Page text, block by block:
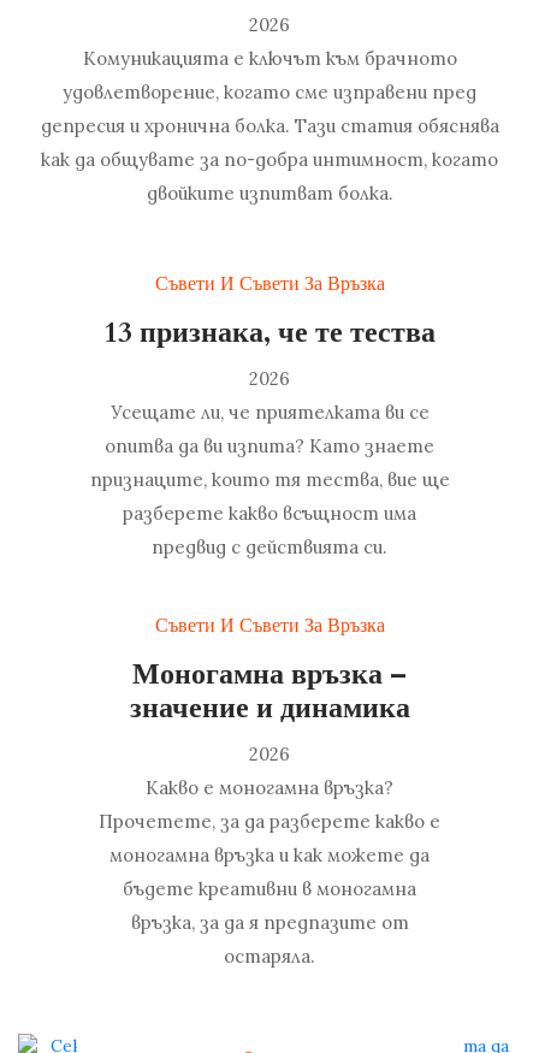
2026
Комуникацията е ключът към брачното
удовлетворение, когато сме изправени пред
депресия и хронична болка. Тази статия обяснява
как да общувате за по-добра интимност, когато
двойките изпитват болка.
Съвети И Съвети За Връзка
13 признака, че те тества
2026
Усещате ли, че приятелката ви се
опитва да ви изпита? Като знаете
признаците, които тя тества, вие ще
разберете какво всъщност има
предвид с действията си.
Съвети И Съвети За Връзка
Моногамна връзка –
значение и динамика
2026
Какво е моногамна връзка?
Прочетете, за да разберете какво е
моногамна връзка и как можете да
бъдете креативни в моногамна
връзка, за да я предпазите от
остаряла.